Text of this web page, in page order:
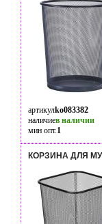
артикулko083382
наличиев наличии
мин опт.1
КОРЗИНА ДЛЯ